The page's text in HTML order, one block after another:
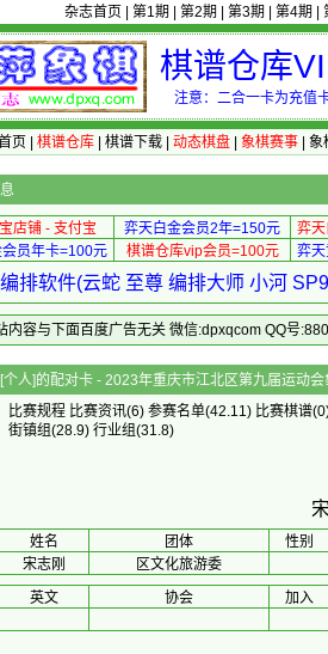
杂志首页 第1期 第2期 第3期 第4期
棋谱仓库
注意：二合一卡为充值
页 棋谱仓库| 棋谱下载| 动态棋盘| 象棋赛事| 象
店铺 - 支付宝 弈天白金会员2年=150元
弈
员年卡=100元
棋谱仓库vip会员=100元 弈
排软件(云蛇 至尊 编排大师 小河
内容与下面百度广告无关 微信:dpxqcom QQ号
刚[个人]的配对卡 - 2023年重庆市江
比赛规程 比赛资讯(6) 参赛名单(42.11) 比赛棋谱
街镇组(28.9) 行业组(31.8)
姓名 团体
性别
宋志刚
区文化旅游委
英文 协会 加入